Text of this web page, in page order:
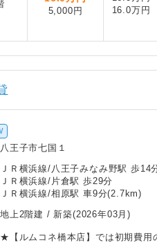
5,000円
16.0万円
八王子市七国１
ＪＲ横浜線/八王子みなみ野駅 歩14
ＪＲ横浜線/片倉駅 歩29分
ＪＲ横浜線/相原駅 車9分(2.7km)
地上2階建 / 新築(2026年03月)
★【ルムコネ橋本店】では初期費用